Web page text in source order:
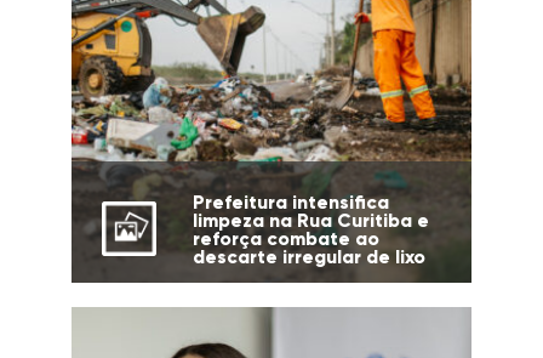
Prefeitura intensifica
limpeza na Rua Curitiba e
reforça combate ao
descarte irregular de lixo